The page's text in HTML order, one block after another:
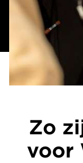
Zo
voor